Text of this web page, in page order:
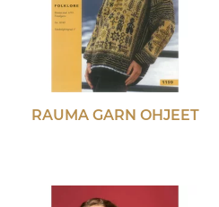
RAUMA GARN OHJEET